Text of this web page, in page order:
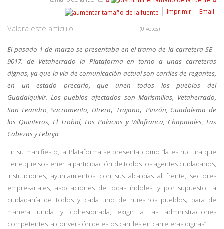
Imprimir
Email
Valora este artículo (0 votos)
El pasado 1 de marzo se presentaba en el tramo de la carretera SE -
9017. de Vetaherrado la Plataforma en torno a unas carreteras
dignas, ya que la vía de comunicación actual son carriles de regantes,
en un estado precario, que unen todos los pueblos del
Guadalquivir. Los pueblos afectados son Marismillas, Vetaherrado,
San Leandro, Sacramento, Utrera, Trajano,
Pinzón, Guadalema de
los Quinteros, El Trobal, Los Palacios y Villafranca, Chapatales, Las
Cabezas y Lebrija
En su manifiesto, la Plataforma se presenta como “la estructura que
tiene que sostener la participación de todos los agentes ciudadanos,
instituciones, ayuntamientos con sus alcaldías al frente, sectores
empresariales, asociaciones de todas índoles, y por supuesto, la
ciudadanía de todos y cada uno de nuestros pueblos; para de
manera unida y cohesionada, exigir a las administraciones
competentes la conversión de estos carriles en carreteras dignas”.